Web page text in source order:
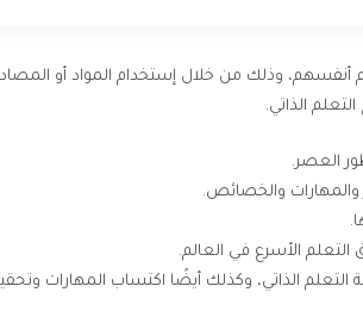
أنفسهم، وذلك من خلال إستخدام المواد أو
العصر.
والخصائص.
التعلم الأسرع في العالم.
الذاتي، وكذلك أيضًا اكتساب المهارات